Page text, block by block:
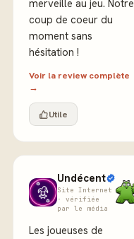
merveille au jeu. Notre
coup de coeur du
moment sans
hésitation !
Voir la review complète
→
Utile
Undécent
Site Internet
· vérifiée
par le média
Les joueuses de